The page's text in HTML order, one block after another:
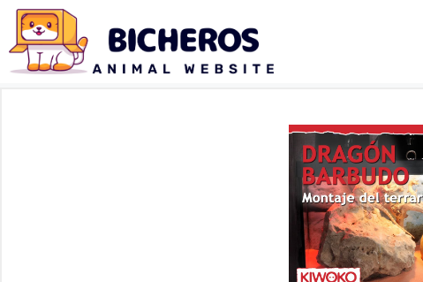
Saltar
contenido